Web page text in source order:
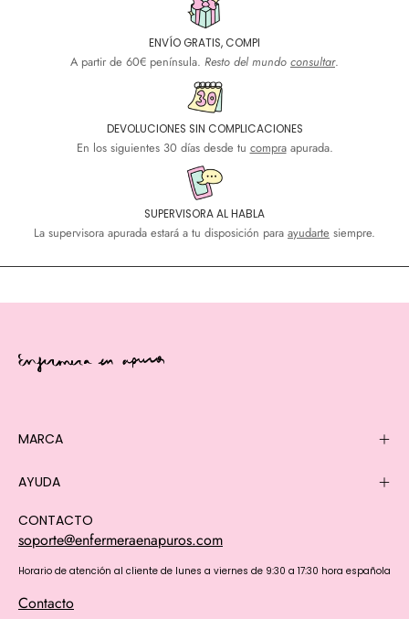
ENVÍO GRATIS, COMPI
A partir de 60€ península. Resto del mundo consultar.
DEVOLUCIONES SIN COMPLICACIONES
En los siguientes 30 días desde tu compraapurada.
SUPERVISORA AL HABLA
La supervisora apurada estará a tu disposición para ayudarte siempre.
MARCA
AYUDA
CONTACTO
soporte@enfermeraenapuros.com
Horario de atención al cliente de lunes a viernes de 9:30 a 17:30 hora española
Contacto